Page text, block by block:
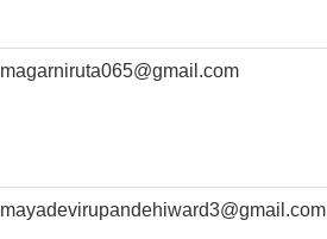
magarniruta065@gmail.com
mayadevirupandehiward3@gmail.com